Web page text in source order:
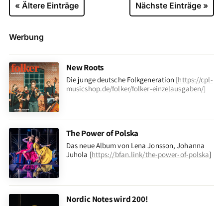
« Ältere Einträge Nächste Einträge »
Werbung
New Roots
Die junge deutsche Folkgeneration [https://cpl-
musicshop.de/folker/folker-einzelausgaben/]
The Power of Polska
Das neue Album von Lena Jonsson, Johanna
Juhola [https://bfan.link/the-power-of-polska]
Nordic Notes wird 200!